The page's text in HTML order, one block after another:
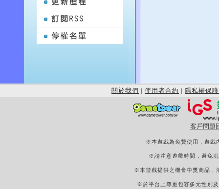
關於我們 | 使用者合約 | 隱私權保護
客戶問題
※本遊戲為免費使用，遊戲
※請注意遊戲時間，避免
※本遊戲提供之機會中獎商品，
※於平台上尊重包容多元性別